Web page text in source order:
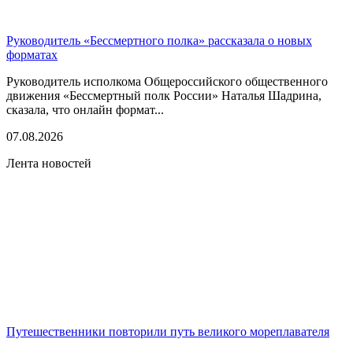
Руководитель «Бессмертного полка» рассказала о новых
форматах
Руководитель исполкома Общероссийского общественного
движения «Бессмертный полк России» Наталья Шадрина,
сказала, что онлайн формат...
07.08.2026
Лента новостей
Путешественники повторили путь великого мореплавателя